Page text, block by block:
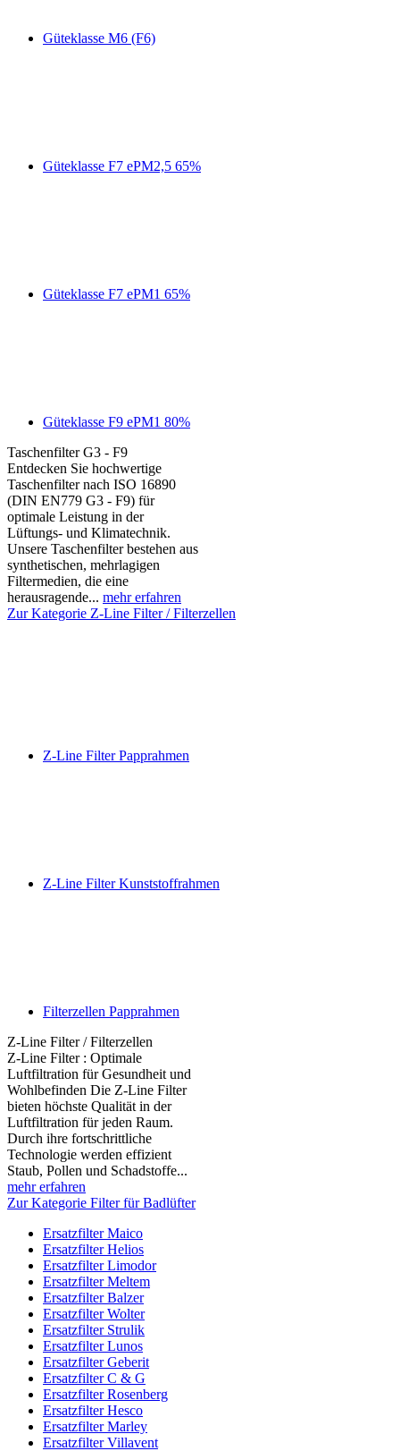
Güteklasse M6 (F6)
Güteklasse F7 ePM2,5 65%
Güteklasse F7 ePM1 65%
Güteklasse F9 ePM1 80%
Taschenfilter G3 - F9
Entdecken Sie hochwertige
Taschenfilter nach ISO 16890
(DIN EN779 G3 - F9) für
optimale Leistung in der
Lüftungs- und Klimatechnik.
Unsere Taschenfilter bestehen aus
synthetischen, mehrlagigen
Filtermedien, die eine
herausragende... mehr erfahren
Zur Kategorie Z-Line Filter / Filterzellen
Z-Line Filter Papprahmen
Z-Line Filter Kunststoffrahmen
Filterzellen Papprahmen
Z-Line Filter / Filterzellen
Z-Line Filter : Optimale
Luftfiltration für Gesundheit und
Wohlbefinden Die Z-Line Filter
bieten höchste Qualität in der
Luftfiltration für jeden Raum.
Durch ihre fortschrittliche
Technologie werden effizient
Staub, Pollen und Schadstoffe...
mehr erfahren
Zur Kategorie Filter für Badlüfter
Ersatzfilter Maico
Ersatzfilter Helios
Ersatzfilter Limodor
Ersatzfilter Meltem
Ersatzfilter Balzer
Ersatzfilter Wolter
Ersatzfilter Strulik
Ersatzfilter Lunos
Ersatzfilter Geberit
Ersatzfilter C & G
Ersatzfilter Rosenberg
Ersatzfilter Hesco
Ersatzfilter Marley
Ersatzfilter Villavent